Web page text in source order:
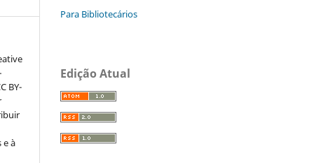
BY-
e à
Para Bibliotecários
Edição Atual